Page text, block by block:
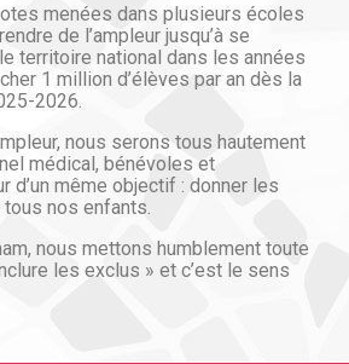
menées dans plusieurs écoles
de l’ampleur jusqu’à se
territoire national dans les années
1 million d’élèves par an dès la
2026.
nous serons tous hautement
médical, bénévoles et
d’un même objectif : donner les
nos enfants.
nous mettons humblement toute
les exclus » et c’est le sens